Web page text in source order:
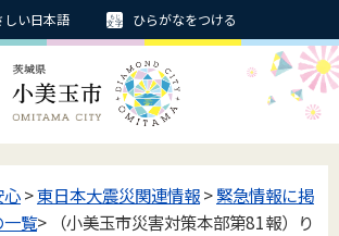
しい日本語 ひらがなをつける
心>東日本大震災関連情報>緊急情報に掲
一覧> （小美玉市災害対策本部第81報）り